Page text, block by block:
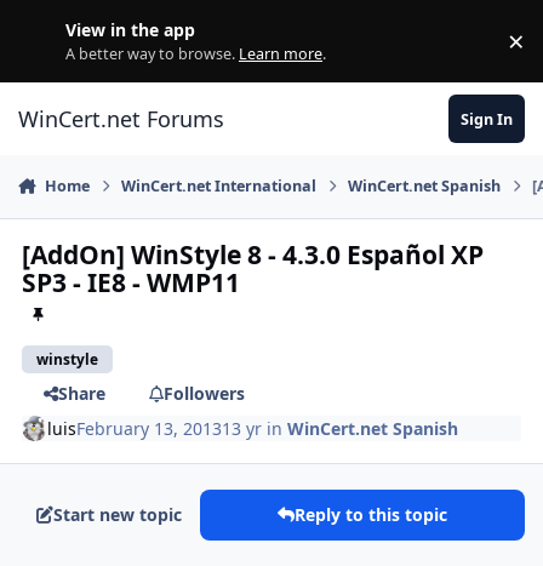
View in the app
A better way to browse. Learn more. ×
WinCert.net Forums Sign In
Home WinCert.net International WinCert.net Spanish
[AddOn] WinStyle 8 - 4.3.0 Español XP
SP3 - IE8 - WMP11
winstyle
Share
Followers
luisFebruary 13, 201313 yr inWinCert.net Spanish
Start new topic Reply to this topic